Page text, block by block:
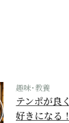
趣味･教養
テンポが良
好きになる